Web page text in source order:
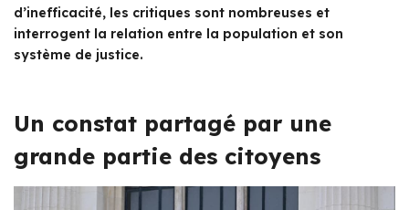
d’inefficacité, les critiques sont nombreuses et
interrogent la relation entre la population et son
système de justice.
Un constat partagé par une
grande partie des citoyens